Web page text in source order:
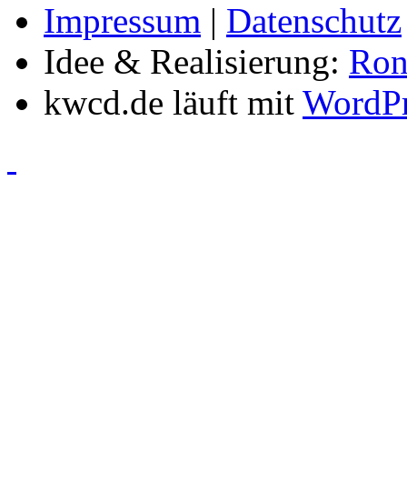
Impressum | Datenschutz
Idee & Realisierung:
kwcd.de läuft mit